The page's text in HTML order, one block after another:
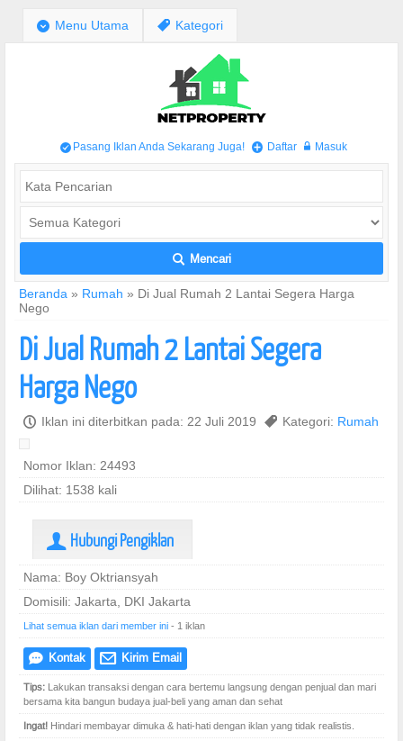
; Menu Utama , Kategori
/ Pasang Iklan Anda Sekarang Juga! + Daftar w Masuk
L Mencari
Beranda » Rumah » Di Jual Rumah 2 Lantai Segera Harga
Nego
Di Jual Rumah 2 Lantai Segera
Harga Nego
P Iklan ini diterbitkan pada: 22 Juli 2019 , Kategori: Rumah
Nomor Iklan: 24493
Dilihat: 1538 kali
U Hubungi Pengiklan
Nama: Boy Oktriansyah
Domisili: Jakarta, DKI Jakarta
Lihat semua iklan dari member ini - 1 iklan
e Kontak @ Kirim Email
Tips: Lakukan transaksi dengan cara bertemu langsung dengan penjual dan mari
bersama kita bangun budaya jual-beli yang aman dan sehat
Ingat! Hindari membayar dimuka & hati-hati dengan iklan yang tidak realistis.